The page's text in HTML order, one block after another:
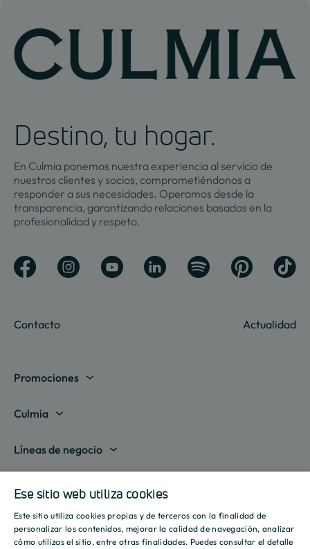
Destino, tu hogar.
En Culmia ponemos nuestra experiencia al servicio de
nuestros clientes y socios, comprometiéndonos a
responder a sus necesidades. Operamos desde la
transparencia, garantizando relaciones basadas en la
profesionalidad y respeto.
Contacto Actualidad
Promociones
Valencia
Sevilla
Culmia
Sobre nosotros
Destino Culmia
Sala de prensa
Informes
Líneas de negocio
Vivienda Alquiler
Culmia es noticia
Tendencias
Recursos SPANISH
Ese sitio web utiliza cookies
Este sitio utiliza cookies propias y de terceros con la finalidad de
personalizar los contenidos, mejorar la calidad de navegación, analizar
cómo utilizas el sitio, entre otras finalidades. Puedes consultar el detalle